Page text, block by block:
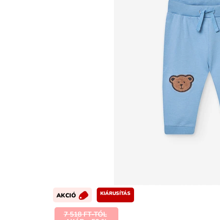
AKCIÓ KIÁRUSÍTÁS
7 518 FT-TÓL